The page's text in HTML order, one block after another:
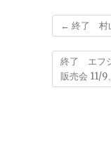
← 終了 村
終了 エフ
販売会 11/9